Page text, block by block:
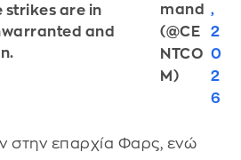
strikes are in
and
mand
(@CE
NTCO
M)
,
2
0
2
6
στην επαρχία Φαρς, ενώ